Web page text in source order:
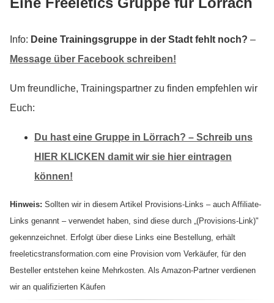
Info: Deine Trainingsgruppe in der Stadt fehlt noch? –
Message über Facebook schreiben!
Um freundliche, Trainingspartner zu finden empfehlen wir
Euch:
Du hast eine Gruppe in Lörrach? – Schreib uns
HIER KLICKEN damit wir sie hier eintragen
können!
Hinweis: Sollten wir in diesem Artikel Provisions-Links – auch Affiliate-
Links genannt – verwendet haben, sind diese durch „(Provisions-Link)"
gekennzeichnet. Erfolgt über diese Links eine Bestellung, erhält
freeleticstransformation.com eine Provision vom Verkäufer, für den
Besteller entstehen keine Mehrkosten. Als Amazon-Partner verdienen
wir an qualifizierten Käufen